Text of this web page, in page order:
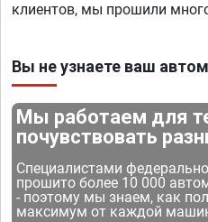
клиентов, мы прошили
Вы не узнаете ваш
Мы работаем для
почувствовать
Специалистами
прошито более 10 000
- поэтому мы знаем, как
максимум от каждой